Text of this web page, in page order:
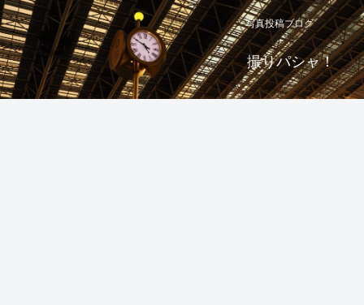
写真投稿ブログ
撮りパシャ！